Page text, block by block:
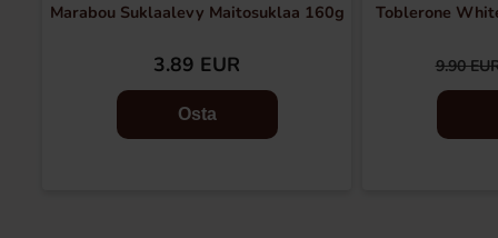
Marabou Suklaalevy Maitosuklaa 160g
3.89 EUR
Osta
Toblerone
9.90